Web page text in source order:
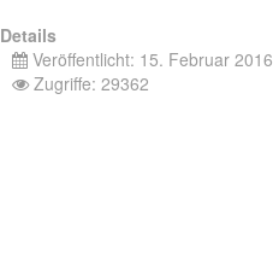
Details
Veröffentlicht: 15. Februar 2016
Zugriffe: 29362